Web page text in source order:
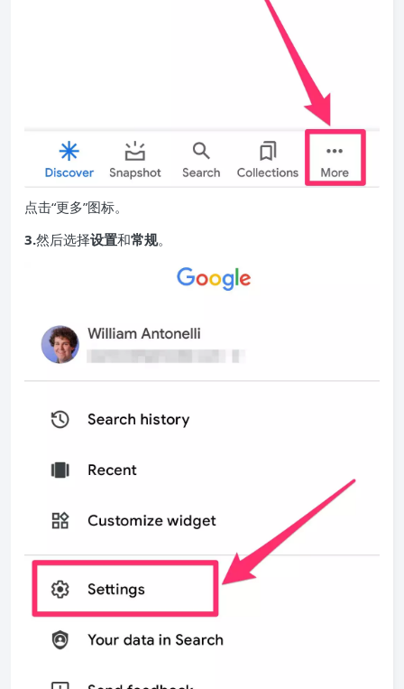
点击“更多”图标。
3.然后选择设置和常规。